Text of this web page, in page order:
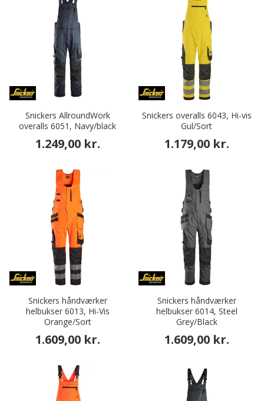
Snickers AllroundWork
overalls 6051, Navy/black
1.249,00 kr.
Snickers overalls 6043, Hi-vis
Gul/Sort
1.179,00 kr.
Snickers håndværker
helbukser 6013, Hi-Vis
Orange/Sort
1.609,00 kr.
Snickers håndværker
helbukser 6014, Steel
Grey/Black
1.609,00 kr.